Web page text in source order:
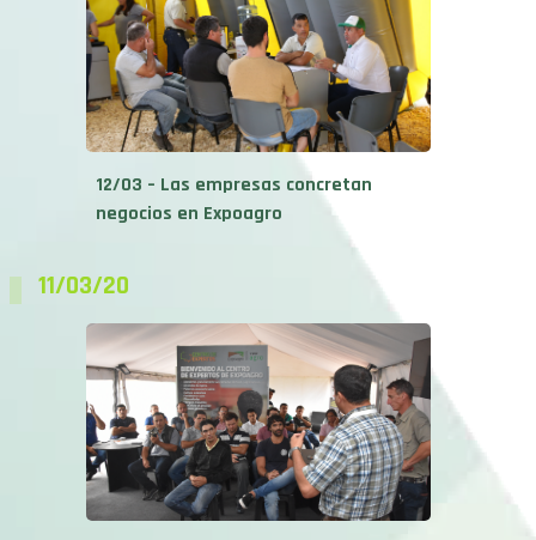
12/03 – Las empresas concretan
negocios en Expoagro
11/03/20